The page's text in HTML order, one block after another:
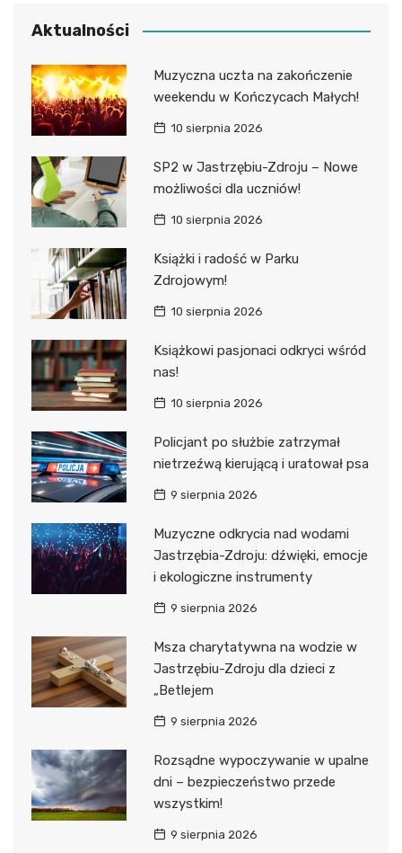
Aktualności
Muzyczna uczta na zakończenie
weekendu w Kończycach Małych!
10 sierpnia 2026
SP2 w Jastrzębiu-Zdroju – Nowe
możliwości dla uczniów!
10 sierpnia 2026
Książki i radość w Parku
Zdrojowym!
10 sierpnia 2026
Książkowi pasjonaci odkryci wśród
nas!
10 sierpnia 2026
Policjant po służbie zatrzymał
nietrzeźwą kierującą i uratował psa
9 sierpnia 2026
Muzyczne odkrycia nad wodami
Jastrzębia-Zdroju: dźwięki, emocje
i ekologiczne instrumenty
9 sierpnia 2026
Msza charytatywna na wodzie w
Jastrzębiu-Zdroju dla dzieci z
„Betlejem
9 sierpnia 2026
Rozsądne wypoczywanie w upalne
dni – bezpieczeństwo przede
wszystkim!
9 sierpnia 2026